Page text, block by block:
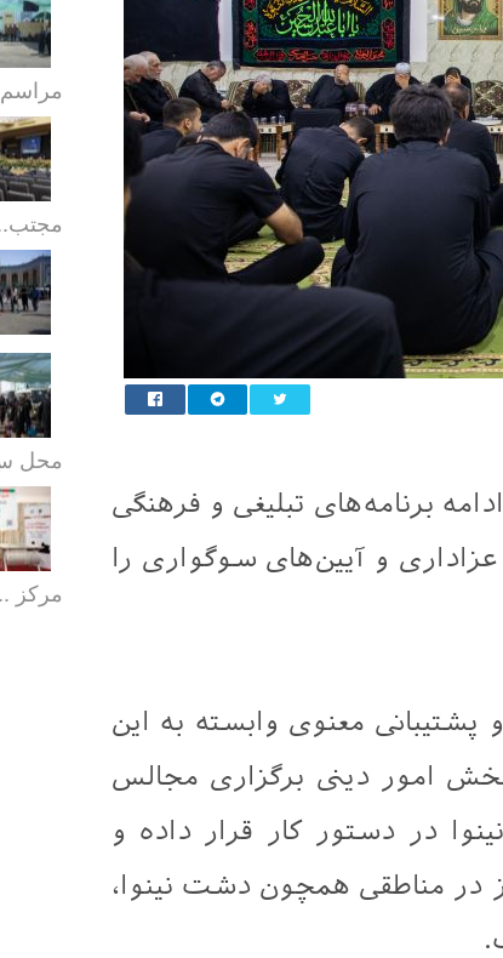
برنامه‌های تبلیغی و فرهنگی
و آیین‌های سوگواری را
معنوی وابسته به این
امور دینی برگزاری مجالس
در دستور کار قرار داده و
در مناطقی همچون دشت نینوا،
مراسم
محل
مرکز